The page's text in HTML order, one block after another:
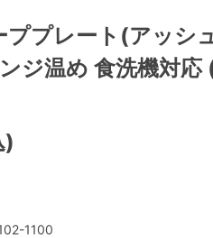
ププレート(アッシ
ジ温め 食洗機対
)
1100